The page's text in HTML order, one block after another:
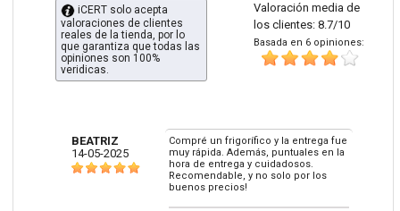
Valoración media de
los clientes: 8.7/10
Basada en 6 opiniones:
iCERT solo acepta
valoraciones de clientes
reales de la tienda, por lo
que garantiza que todas las
opiniones son 100%
veridicas.
BEATRIZ
14-05-2025
Compré un frigorífico y la entrega fue
muy rápida. Además, puntuales en la
hora de entrega y cuidadosos.
Recomendable, y no solo por los
buenos precios!